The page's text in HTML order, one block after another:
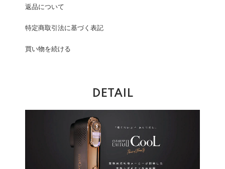
返品について
特定商取引法に基づく表記
買い物を続ける
DETAIL